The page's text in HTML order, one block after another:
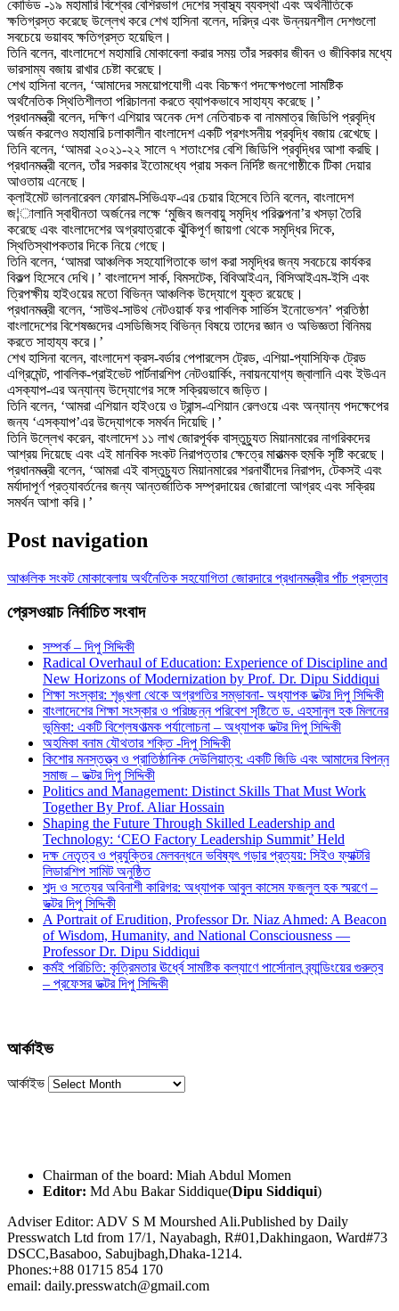
কোভিড -১৯ মহামারি বিশ্বের বেশিরভাগ দেশের স্বাস্থ্য ব্যবস্থা এবং অর্থনীতিকে
ক্ষতিগ্রস্ত করেছে উল্লেখ করে শেখ হাসিনা বলেন, দরিদ্র এবং উন্নয়নশীল দেশগুলো
সবচেয়ে ভয়াবহ ক্ষতিগ্রস্ত হয়েছিল।
তিনি বলেন, বাংলাদেশে মহামারি মোকাবেলা করার সময় তাঁর সরকার জীবন ও জীবিকার মধ্যে
ভারসাম্য বজায় রাখার চেষ্টা করেছে।
শেখ হাসিনা বলেন, ‘আমাদের সময়োপযোগী এবং বিচক্ষণ পদক্ষেপগুলো সামষ্টিক
অর্থনৈতিক স্থিতিশীলতা পরিচালনা করতে ব্যাপকভাবে সাহায্য করেছে।’
প্রধানমন্ত্রী বলেন, দক্ষিণ এশিয়ার অনেক দেশ নেতিবাচক বা নামমাত্র জিডিপি প্রবৃদ্ধি
অর্জন করলেও মহামারি চলাকালীন বাংলাদেশ একটি প্রশংসনীয় প্রবৃদ্ধি বজায় রেখেছে।
তিনি বলেন, ‘আমরা ২০২১-২২ সালে ৭ শতাংশের বেশি জিডিপি প্রবৃদ্ধির আশা করছি।
প্রধানমন্ত্রী বলেন, তাঁর সরকার ইতোমধ্যে প্রায় সকল নির্দিষ্ট জনগোষ্ঠীকে টিকা দেয়ার
আওতায় এনেছে।
ক্লাইমেট ভালনারেবল ফোরাম-সিভিএফ-এর চেয়ার হিসেবে তিনি বলেন, বাংলাদেশ
জ¦ালানি স্বাধীনতা অর্জনের লক্ষে ‘মুজিব জলবায়ু সমৃদ্ধি পরিকল্পনা’র খসড়া তৈরি
করেছে এবং বাংলাদেশের অগ্রযাত্রাকে ঝুঁকিপূর্ণ জায়গা থেকে সমৃদ্ধির দিকে,
স্থিতিস্থাপকতার দিকে নিয়ে গেছে।
তিনি বলেন, ‘আমরা আঞ্চলিক সহযোগিতাকে ভাগ করা সমৃদ্ধির জন্য সবচেয়ে কার্যকর
বিকল্প হিসেবে দেখি।’ বাংলাদেশ সার্ক, বিমসটেক, বিবিআইএন, বিসিআইএম-ইসি এবং
ত্রিপক্ষীয় হাইওয়ের মতো বিভিন্ন আঞ্চলিক উদ্যোগে যুক্ত রয়েছে।
প্রধানমন্ত্রী বলেন, ‘সাউথ-সাউথ নেটওয়ার্ক ফর পাবলিক সার্ভিস ইনোভেশন’ প্রতিষ্ঠা
বাংলাদেশের বিশেষজ্ঞদের এসডিজিসহ বিভিন্ন বিষয়ে তাদের জ্ঞান ও অভিজ্ঞতা বিনিময়
করতে সাহায্য করে।’
শেখ হাসিনা বলেন, বাংলাদেশ ক্রস-বর্ডার পেপারলেস ট্রেড, এশিয়া-প্যাসিফিক ট্রেড
এগ্রিমেন্ট, পাবলিক-প্রাইভেট পার্টনারশিপ নেটওয়ার্কিং, নবায়নযোগ্য জ্বালানি এবং ইউএন
এসক্যাপ-এর অন্যান্য উদ্যোগের সঙ্গে সক্রিয়ভাবে জড়িত।
তিনি বলেন, ‘আমরা এশিয়ান হাইওয়ে ও ট্রান্স-এশিয়ান রেলওয়ে এবং অন্যান্য পদক্ষেপের
জন্য ‘এসক্যাপ’এর উদ্যোগকে সমর্থন দিয়েছি।’
তিনি উল্লেখ করেন, বাংলাদেশ ১১ লাখ জোরপূর্বক বাস্তুচ্যুত মিয়ানমারের নাগরিকদের
আশ্রয় দিয়েছে এবং এই মানবিক সংকট নিরাপত্তার ক্ষেত্রে মারাত্মক হুমকি সৃষ্টি করেছে।
প্রধানমন্ত্রী বলেন, ‘আমরা এই বাস্তুচ্যুত মিয়ানমারের শরনার্থীদের নিরাপদ, টেকসই এবং
মর্যাদাপূর্ণ প্রত্যাবর্তনের জন্য আন্তর্জাতিক সম্প্রদায়ের জোরালো আগ্রহ এবং সক্রিয়
সমর্থন আশা করি।’
Post navigation
আঞ্চলিক সংকট মোকাবেলায় অর্থনৈতিক সহযোগিতা জোরদারে প্রধানমন্ত্রীর পাঁচ প্রস্তাব
প্রেসওয়াচ নির্বাচিত সংবাদ
সম্পর্ক – দিপু সিদ্দিকী
Radical Overhaul of Education: Experience of Discipline and
New Horizons of Modernization by Prof. Dr. Dipu Siddiqui
শিক্ষা সংস্কার: শৃঙ্খলা থেকে অগ্রগতির সম্ভাবনা- অধ্যাপক ডক্টর দিপু সিদ্দিকী
বাংলাদেশের শিক্ষা সংস্কার ও পরিচ্ছন্ন পরিবেশ সৃষ্টিতে ড. এহসানুল হক মিলনের
ভূমিকা: একটি বিশ্লেষণাত্মক পর্যালোচনা – অধ্যাপক ডক্টর দিপু সিদ্দিকী
অহমিকা বনাম যৌথতার শক্তি -দিপু সিদ্দিকী
কিশোর মনস্তত্ত্ব ও প্রাতিষ্ঠানিক দেউলিয়াত্ব: একটি জিডি এবং আমাদের বিপন্ন
সমাজ – ডক্টর দিপু সিদ্দিকী
Politics and Management: Distinct Skills That Must Work
Together By Prof. Aliar Hossain
Shaping the Future Through Skilled Leadership and
Technology: ‘CEO Factory Leadership Summit’ Held
দক্ষ নেতৃত্ব ও প্রযুক্তির মেলবন্ধনে ভবিষ্যৎ গড়ার প্রত্যয়: সিইও ফ্যাক্টরি
লিডারশিপ সামিট অনুষ্ঠিত
শব্দ ও সত্যের অবিনাশী কারিগর: অধ্যাপক আবুল কাসেম ফজলুল হক স্মরণে –
ডক্টর দিপু সিদ্দিকী
A Portrait of Erudition, Professor Dr. Niaz Ahmed: A Beacon
of Wisdom, Humanity, and National Consciousness —
Professor Dr. Dipu Siddiqui
কর্মই পরিচিতি: কৃত্রিমতার ঊর্ধ্বে সামষ্টিক কল্যাণে পার্সোনাল ব্র্যান্ডিংয়ের গুরুত্ব
– প্রফেসর ডক্টর দিপু সিদ্দিকী
আর্কাইভ
আর্কাইভ
Chairman of the board: Miah Abdul Momen
Editor: Md Abu Bakar Siddique(Dipu Siddiqui)
Adviser Editor: ADV S M Mourshed Ali.Published by Daily
Presswatch Ltd from 17/1, Nayabagh, R#01,Dakhingaon, Ward#73
DSCC,Basaboo, Sabujbagh,Dhaka-1214.
Phones:+88 01715 854 170
email: daily.presswatch@gmail.com